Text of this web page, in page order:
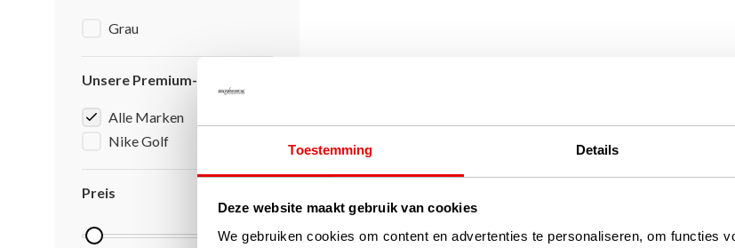
Toestemming Details
Deze website maakt gebruik van cookies
We gebruiken cookies om content en advertenties te personaliseren, om functies
Grau
Unsere Premium-Marken
Alle Marken
Nike Golf
Preis